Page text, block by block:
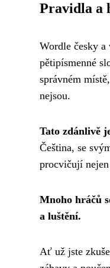
Pravidla a
Wordle česky
pětipísmenné
správném
nejsou.
Tato zdánlivě
Čeština, se
procvičují
Mnoho hráčů
a luštění.
Ať už jste